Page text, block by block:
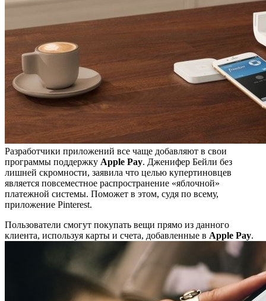
Разработчики приложений все чаще добавляют в свои
программы поддержку Apple Pay. Дженифер Бейли без
лишней скромности, заявила что целью купертиновцев
является повсеместное распространение «яблочной»
платежной системы. Поможет в этом, судя по всему,
приложение Pinterest.
Пользователи смогут покупать вещи прямо из данного
клиента, используя карты и счета, добавленные в Apple Pay.